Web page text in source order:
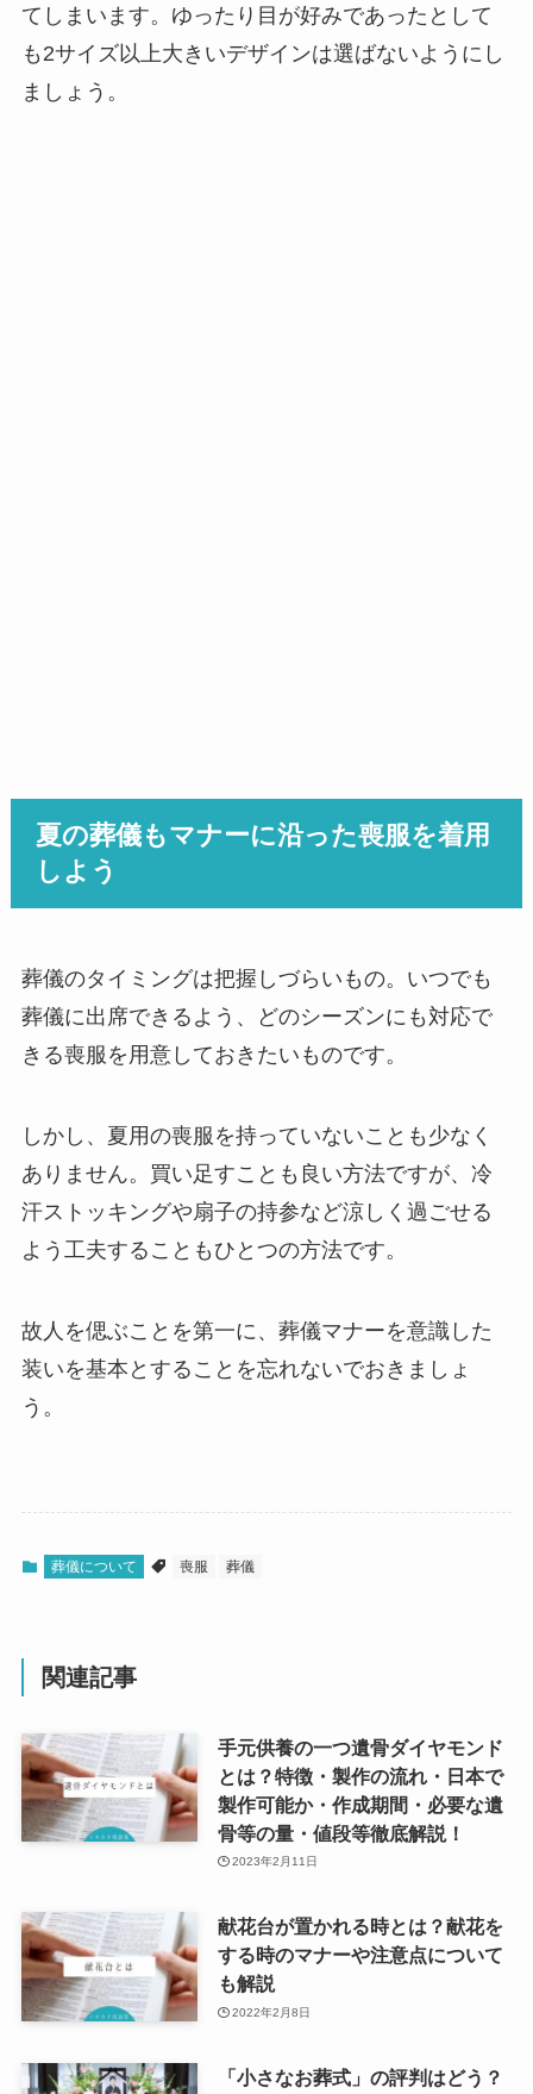
てしまいます。ゆったり目が好みであったとして
も2サイズ以上大きいデザインは選ばないようにし
ましょう。
夏の葬儀もマナーに沿った喪服を着用
しよう
葬儀のタイミングは把握しづらいもの。いつでも
葬儀に出席できるよう、どのシーズンにも対応で
きる喪服を用意しておきたいものです。
しかし、夏用の喪服を持っていないことも少なく
ありません。買い足すことも良い方法ですが、冷
汗ストッキングや扇子の持参など涼しく過ごせる
よう工夫することもひとつの方法です。
故人を偲ぶことを第一に、葬儀マナーを意識した
装いを基本とすることを忘れないでおきましょ
う。
葬儀について 喪服 葬儀
関連記事
手元供養の一つ遺骨ダイヤモンド
とは？特徴・製作の流れ・日本で
製作可能か・作成期間・必要な遺
骨等の量・値段等徹底解説！
2023年2月11日
献花台が置かれる時とは？献花を
する時のマナーや注意点について
も解説
2022年2月8日
「小さなお葬式」の評判はどう？